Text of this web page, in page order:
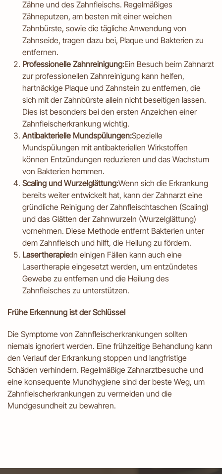
Zähne und des Zahnfleischs. Regelmäßiges
Zähneputzen, am besten mit einer weichen
Zahnbürste, sowie die tägliche Anwendung von
Zahnseide, tragen dazu bei, Plaque und Bakterien zu
entfernen.
Professionelle Zahnreinigung:Ein Besuch beim Zahnarzt
zur professionellen Zahnreinigung kann helfen,
hartnäckige Plaque und Zahnstein zu entfernen, die
sich mit der Zahnbürste allein nicht beseitigen lassen.
Dies ist besonders bei den ersten Anzeichen einer
Zahnfleischerkrankung wichtig.
Antibakterielle Mundspülungen:Spezielle
Mundspülungen mit antibakteriellen Wirkstoffen
können Entzündungen reduzieren und das Wachstum
von Bakterien hemmen.
Scaling und Wurzelglättung:Wenn sich die Erkrankung
bereits weiter entwickelt hat, kann der Zahnarzt eine
gründliche Reinigung der Zahnfleischtaschen (Scaling)
und das Glätten der Zahnwurzeln (Wurzelglättung)
vornehmen. Diese Methode entfernt Bakterien unter
dem Zahnfleisch und hilft, die Heilung zu fördern.
Lasertherapie:In einigen Fällen kann auch eine
Lasertherapie eingesetzt werden, um entzündetes
Gewebe zu entfernen und die Heilung des
Zahnfleisches zu unterstützen.
Frühe Erkennung ist der Schlüssel
Die Symptome von Zahnfleischerkrankungen sollten
niemals ignoriert werden. Eine frühzeitige Behandlung kann
den Verlauf der Erkrankung stoppen und langfristige
Schäden verhindern. Regelmäßige Zahnarztbesuche und
eine konsequente Mundhygiene sind der beste Weg, um
Zahnfleischerkrankungen zu vermeiden und die
Mundgesundheit zu bewahren.